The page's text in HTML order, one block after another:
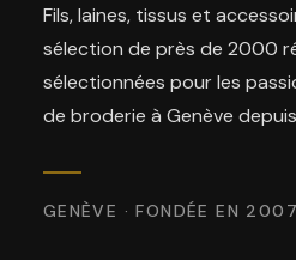
Fils, laines, tissus et
sélection de près de 2000
sélectionnées pour les
de broderie à Genève
GENÈVE · FONDÉE EN 2007